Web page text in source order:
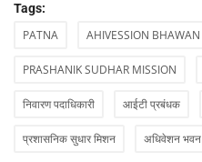
Tags:
PATNA AHIVESSION BHAWAN
PRASHANIK SUDHAR MISSION
निवारण पदाधिकारी आईटी प्रबंधक
प्रशासनिक सुधार मिशन अधिवेशन भवन